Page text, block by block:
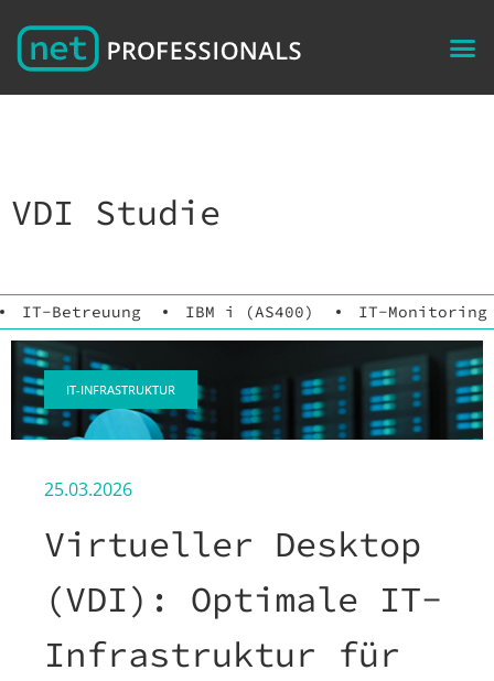
VDI Studie
IT-Betreuung IBM i (AS400) IT-Monitoring
IT-INFRASTRUKTUR
25.03.2026
Virtueller Desktop
(VDI): Optimale IT-
Infrastruktur für